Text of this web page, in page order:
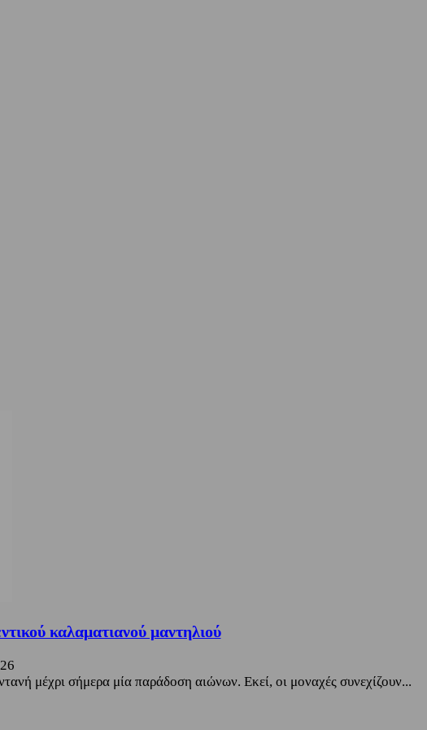
καλαματιανού μαντηλιού
μέχρι σήμερα μία παράδοση αιώνων. Εκεί, οι μοναχές συνεχίζουν...